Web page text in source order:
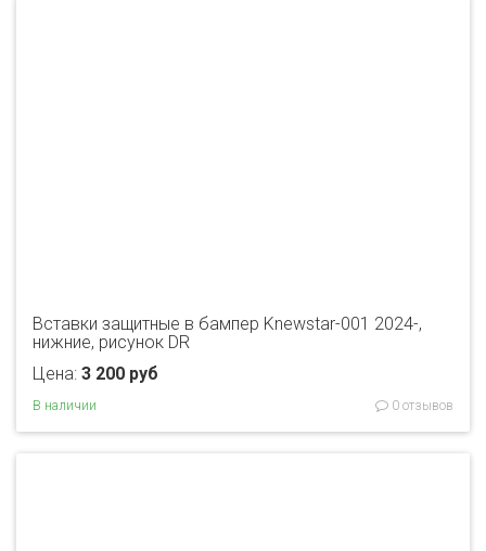
Вставки защитные в бампер Knewstar-001 2024-,
нижние, рисунок DR
Цена: 3 200 руб
В наличии 0 отзывов